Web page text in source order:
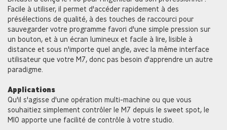
Facile à utiliser, il permet d'accéder rapidement à des
présélections de qualité, à des touches de raccourci pour
sauvegarder votre programme favori d'une simple pression sur
un bouton, et à un écran lumineux et facile à lire, lisible à
distance et sous n'importe quel angle, avec la même interface
utilisateur que votre M7, donc pas besoin d'apprendre un autre
paradigme.
Applications
Qu'il s'agisse d'une opération multi-machine ou que vous
souhaitiez simplement contrôler le M7 depuis le sweet spot, le
M10 apporte une facilité de contrôle à votre studio.